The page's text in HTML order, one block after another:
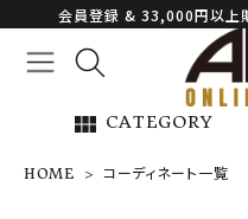
会員登録 & 33,000円以上購
view_module CATEGORY
HOME コーディネート一覧